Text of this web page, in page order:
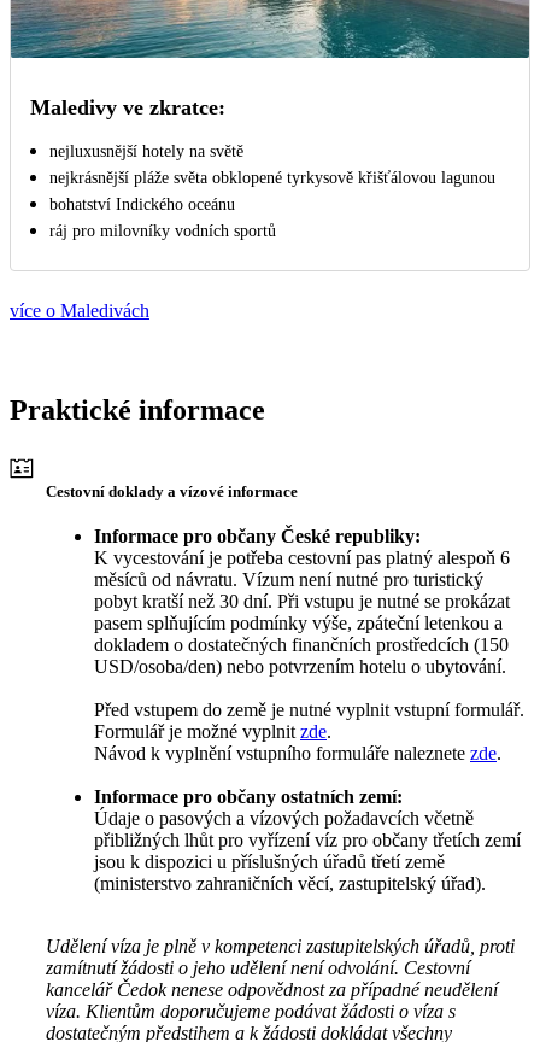
Maledivy ve zkratce:
nejluxusnější hotely na světě
nejkrásnější pláže světa obklopené tyrkysově křišťálovou lagunou
bohatství Indického oceánu
ráj pro milovníky vodních sportů
více o Maledivách
Praktické informace
Cestovní doklady a vízové informace
Informace pro občany České republiky:
K vycestování je potřeba cestovní pas platný alespoň 6
měsíců od návratu. Vízum není nutné pro turistický
pobyt kratší než 30 dní. Při vstupu je nutné se prokázat
pasem splňujícím podmínky výše, zpáteční letenkou a
dokladem o dostatečných finančních prostředcích (150
USD/osoba/den) nebo potvrzením hotelu o ubytování.
Před vstupem do země je nutné vyplnit vstupní formulář.
Formulář je možné vyplnit zde.
Návod k vyplnění vstupního formuláře naleznete zde.
Informace pro občany ostatních zemí:
Údaje o pasových a vízových požadavcích včetně
přibližných lhůt pro vyřízení víz pro občany třetích zemí
jsou k dispozici u příslušných úřadů třetí země
(ministerstvo zahraničních věcí, zastupitelský úřad).
Udělení víza je plně v kompetenci zastupitelských úřadů, proti
zamítnutí žádosti o jeho udělení není odvolání. Cestovní
kancelář Čedok nenese odpovědnost za případné neudělení
víza. Klientům doporučujeme podávat žádosti o víza s
dostatečným předstihem a k žádosti dokládat všechny